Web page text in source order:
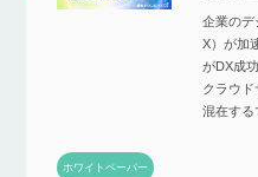
企業のデ
X）が加
がDX成
クラウ
混在する
ホワイトペーパー